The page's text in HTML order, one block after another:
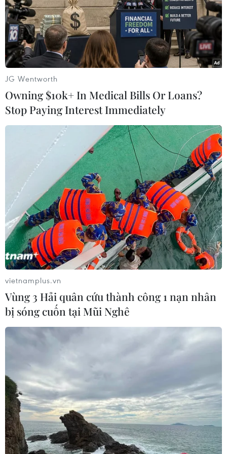
Thị trường Tây Ban Nha "khát" đá lạnh
trong đợt nắng nóng kỷ lục
05/08/2022 04:43
Hình ảnh các tủ đông siêu thị đựng túi đá trống rỗng
đang trở nên phổ biến trên khắp Tây Ban Nha; nhiều
siêu thị thậm chí còn giới hạn số lượng nước đá mà
khách hàng được phép mua mỗi lần.
Số ca tử vong do nắng nóng cao kỷ lục tại
JG Wentworth
Owning $10k+ In Medical Bills Or Loans?
Stop Paying Interest Immediately
vietnamplus.vn
Vùng 3 Hải quân cứu thành công 1 nạn nhân
bị sóng cuốn tại Mũi Nghê